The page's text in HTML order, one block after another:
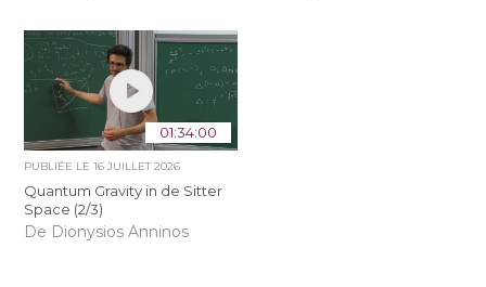
01:34:00
PUBLIÉE LE16 JUILLET 2026
Quantum Gravity in de Sitter
Space (2/3)
De Dionysios Anninos